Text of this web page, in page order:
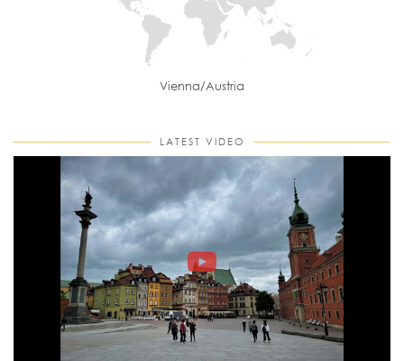
Vienna/Austria
LATEST VIDEO